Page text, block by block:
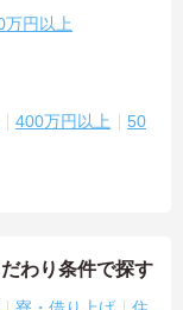
万円以上
400万円以上
50
わり条件で探す